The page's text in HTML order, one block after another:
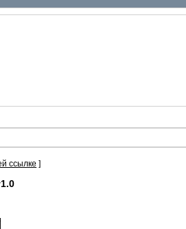
ссылке ]